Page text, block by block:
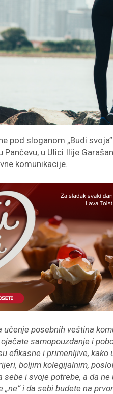
pod sloganom „Budi
Pančevu, u Ulici Ilije
komunikacije.
učenje posebnih veština
samopouzdanje i
efikasne i primenljive,
boljim kolegijalnim,
sebe i svoje potrebe, a da
„ne” i da sebi budete na